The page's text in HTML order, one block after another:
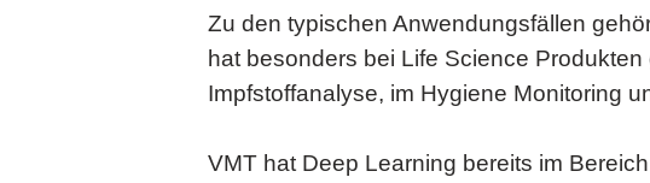
Zu den typischen Anwendungsfällen
hat besonders bei Life Science
Impfstoffanalyse, im Hygiene Monitoring
VMT hat Deep Learning bereits im